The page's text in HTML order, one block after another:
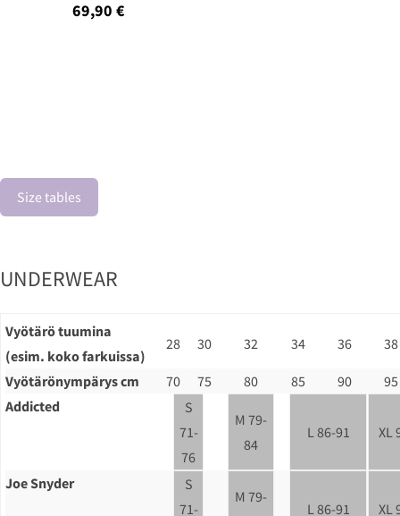
69,90 €
Size tables
UNDERWEAR
Vyötärö tuumina
(esim. koko farkuissa)
28 30 32 34 36 38
Vyötärönympärys cm 70 75 80 85 90
95
Addicted
S
71-
76
M 79-
84
L 86-91 XL
Joe Snyder
S
71-
M 79-
L 86-91 XL